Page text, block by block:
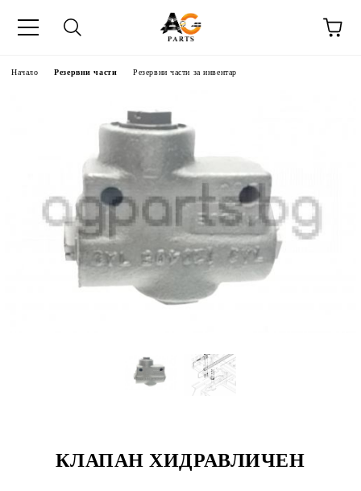
Начало Резервни части Резервни части за инвентар
КЛАПАН ХИДРАВЛИЧЕН